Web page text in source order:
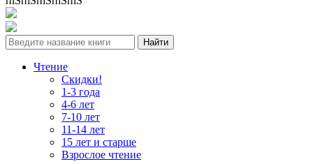
Найти
Чтение
Скидки!
1-3 года
4-6 лет
7-10 лет
11-14 лет
15 лет и старше
Взрослое чтение